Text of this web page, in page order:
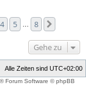
4 5 8
Gehe zu
Alle Zeiten sind UTC+02:00
® Forum Software © phpBB